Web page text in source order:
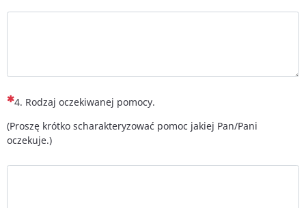
(To pytanie jest wymagane)
4. Rodzaj oczekiwanej pomocy.
(Proszę krótko scharakteryzować pomoc jakiej Pan/Pani
oczekuje.)